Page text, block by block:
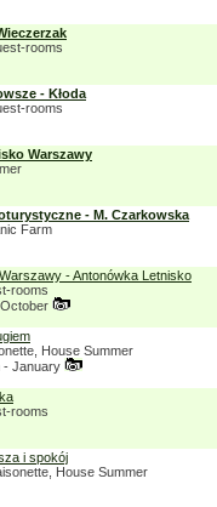
rooms
- Kłoda
rooms
Warszawy
- M. Czarkowska
Farm
- Antonówka Letnisko
rooms
House Summer
- January
rooms
i spokój
House Summer